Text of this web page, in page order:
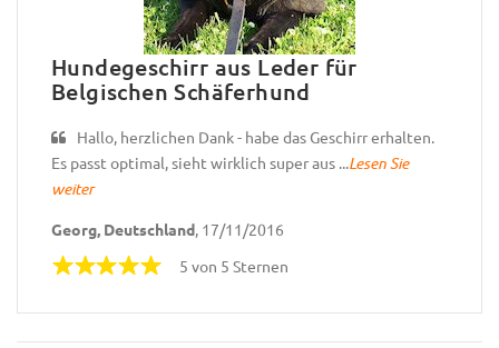
Hundegeschirr aus Leder für
Belgischen Schäferhund
Hallo, herzlichen Dank - habe das Geschirr erhalten.
Es passt optimal, sieht wirklich super aus ...Lesen Sie
weiter
Georg, Deutschland , 17/11/2016
5 von 5 Sternen